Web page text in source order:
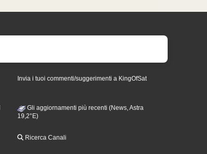
Invia i tuoi commenti/suggerimenti a KingOfSat
Gli aggiornamenti più recenti (News, Astra
19,2°E)
Ricerca Canali